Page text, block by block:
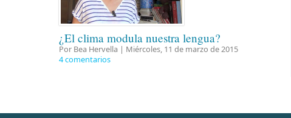
¿El clima modula nuestra lengua?
Por Bea Hervella | Miércoles, 11 de marzo de 2015
4 comentarios